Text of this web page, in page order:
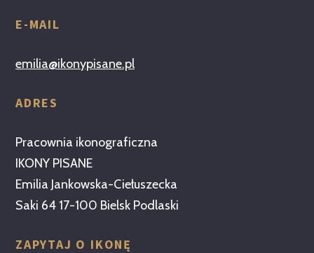
E-MAIL
emilia@ikonypisane.pl
ADRES
Pracownia ikonograficzna
IKONY PISANE
Emilia Jankowska-Ciełuszecka
Saki 64 17-100 Bielsk Podlaski
ZAPYTAJ O IKONĘ